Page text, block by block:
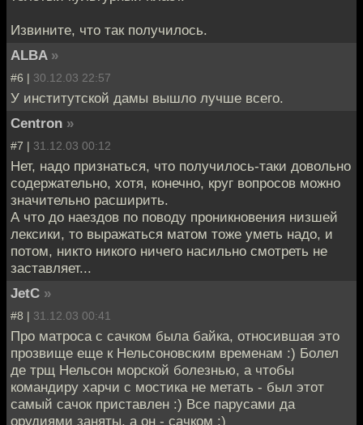
Извините, что так получилось.
ALBA »
#6 | 30.12.03 22:57
У институтской дамы вышло лучше всего.
Centron »
#7 | 31.12.03 00:12
Нет, надо признаться, что получилось-таки довольно
содержательно, хотя, конечно, круг вопросов можно
значительно расширить.
А что до наездов по поводу проникновения низшей
лексики, то выражаться матом тоже уметь надо, и
потом, никто никого ничего насильно смотреть не
заставляет...
JetC »
#8 | 31.12.03 00:41
Про матроса с сачком была байка, относившая это
прозвище еще к Нельсоновским временам :) Болел
де трщ Нельсон морской болезнью, а чтобы
командиру харчи с мостика не метать - был этот
самый сачок приставлен :) Все парусами да
орудиями заняты, а он - сачком :)